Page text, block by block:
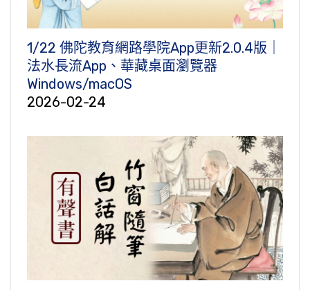
1/22 佛陀教育網路學院App更新2.0.4版｜
法水長流App、華藏桌面瀏覽器
Windows/macOS
2026-02-24